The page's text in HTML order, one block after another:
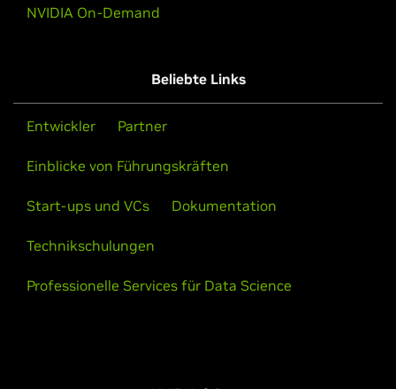
NVIDIA On-Demand
Beliebte Links
Entwickler Partner
Einblicke von Führungskräften
Start-ups und VCs Dokumentation
Technikschulungen
Professionelle Services für Data Science